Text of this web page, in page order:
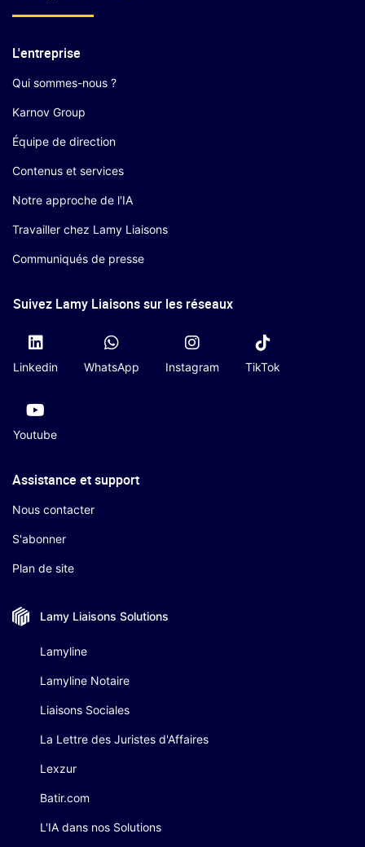
L'entreprise
Qui sommes-nous ?
Karnov Group
Équipe de direction
Contenus et services
Notre approche de l'IA
Travailler chez Lamy Liaisons
Communiqués de presse
Suivez Lamy Liaisons sur les réseaux
Linkedin WhatsApp Instagram TikTok
Youtube
Assistance et support
Nous contacter
S'abonner
Plan de site
Lamy Liaisons Solutions
Lamyline
Lamyline Notaire
Liaisons Sociales
La Lettre des Juristes d'Affaires
Lexzur
Batir.com
L'IA dans nos Solutions